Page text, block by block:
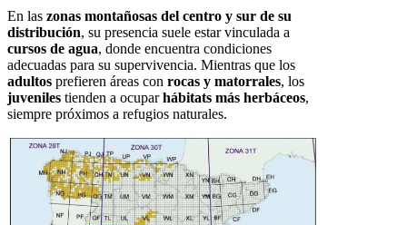
En las zonas montañosas del centro y sur de su
distribución, su presencia suele estar vinculada a
cursos de agua, donde encuentra condiciones
adecuadas para su supervivencia. Mientras que los
adultos prefieren áreas con rocas y matorrales, los
juveniles tienden a ocuparhábitats más herbáceos,
siempre próximos a refugios naturales.